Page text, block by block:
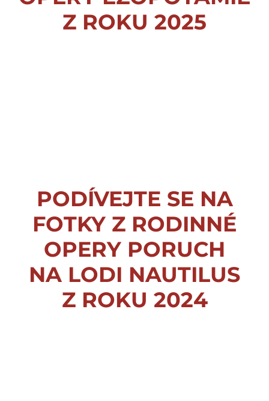
Z ROKU 2025
PODÍVEJTE SE NA
FOTKY Z RODINNÉ
OPERY PORUCH
NA LODI NAUTILUS
Z ROKU 2024